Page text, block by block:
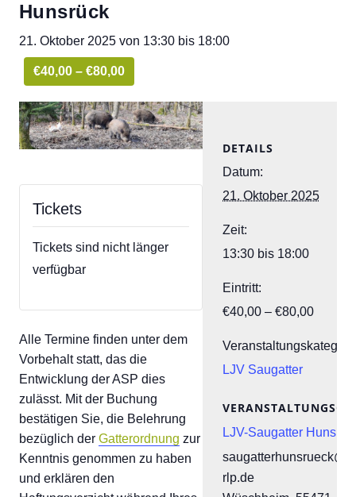
Hunsrück
21. Oktober 2025 von 13:30 bis 18:00
€40,00 – €80,00
Tickets
Tickets sind nicht länger
verfügbar
Alle Termine finden unter dem
Vorbehalt statt, das die
Entwicklung der ASP dies
zulässt. Mit der Buchung
bestätigen Sie, die Belehrung
bezüglich der Gatterordnung zur
Kenntnis genommen zu haben
und erklären den
DETAILS
Datum:
21. Oktober 2025
Zeit:
13:30 bis 18:00
Eintritt:
€40,00 – €80,00
LJV Saugatter
LJV-Saugatter
rlp.de